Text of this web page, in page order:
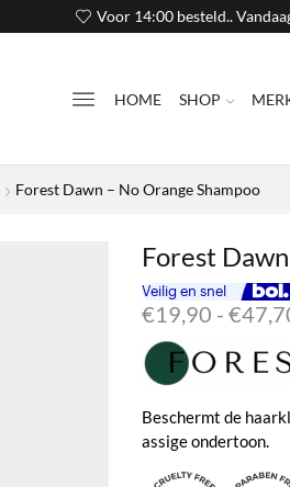
Voor 14:00 besteld..
HOME SHOP
Forest Dawn – No Orange Shampoo
Forest
€19,90 - €
Beschermt de
assige ondertoon.